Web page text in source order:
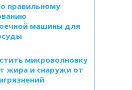
правильному
машины для
микроволновку
жира и снаружи от